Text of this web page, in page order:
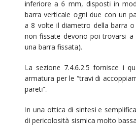
inferiore a 6 mm, disposti in
barra verticale ogni due con un
a 8 volte il diametro della barra
non fissate devono poi trovarsi
una barra fissata).
La sezione 7.4.6.2.5 fornisce i
armatura per le “travi di
pareti”.
In una ottica di sintesi e
di pericolosità sismica molto